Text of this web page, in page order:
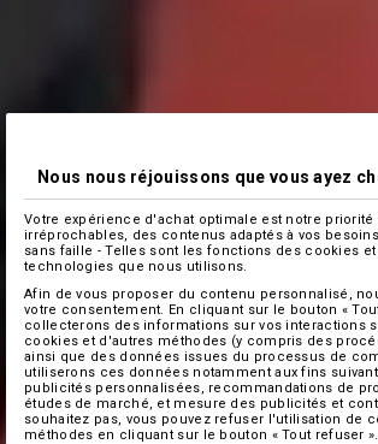
Nous nous réjouissons que vous ayez
Votre expérience d'achat optimale est notre
irréprochables, des contenus adaptés à vos
sans faille - Telles sont les fonctions des cookies et
technologies que nous utilisons.
Afin de vous proposer du contenu personnalisé,
votre consentement. En cliquant sur le bouton «
collecterons des informations sur vos interactions
cookies et d'autres méthodes (y compris des
ainsi que des données issues du processus de
utiliserons ces données notamment aux fins
publicités personnalisées, recommandations de
études de marché, et mesure des publicités et
souhaitez pas, vous pouvez refuser l'utilisation de
méthodes en cliquant sur le bouton « Tout refuser ».